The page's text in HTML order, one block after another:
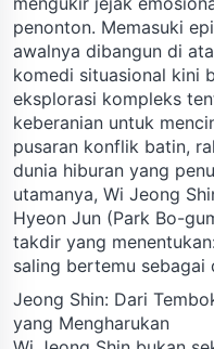
penonton. Memasuki
awalnya dibangun di
komedi situasional kini
eksplorasi kompleks
keberanian untuk
pusaran konflik batin,
dunia hiburan yang
utamanya, Wi Jeong
Hyeon Jun (Park Bo-
takdir yang
saling bertemu sebagai
Jeong Shin: Dari
yang Mengharukan